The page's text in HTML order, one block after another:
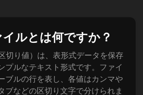
ルとは何ですか？
切り値）は、表形式データを保存
プルなテキスト形式です。ファイ
ブルの行を表し、各値はカンマや
ブなどの区切り文字で分けられま